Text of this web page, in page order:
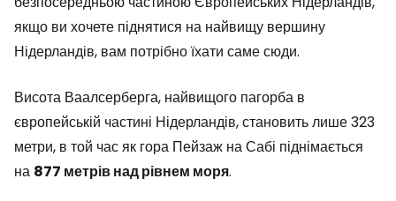
якщо ви хочете піднятися на найвищу вершину
Нідерландів, вам потрібно їхати саме сюди.
Висота Ваалсерберга, найвищого пагорба в
європейській частині Нідерландів, становить лише 323
метри, в той час як гора Пейзаж на Сабі піднімається
на 877 метрів над рівнем моря.